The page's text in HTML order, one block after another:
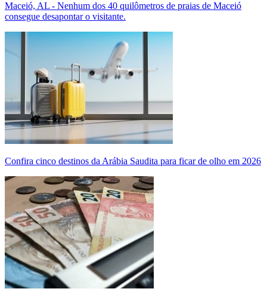
Maceió, AL - Nenhum dos 40 quilômetros de praias de Maceió
consegue desapontar o visitante.
Confira cinco destinos da Arábia Saudita para ficar de olho em 2026